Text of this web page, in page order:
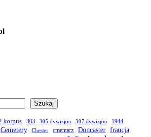
Szukaj
korpus 303 305 dywizjon 307 dywizjon 1944
Cemetery Chester cmentarz Doncaster francja